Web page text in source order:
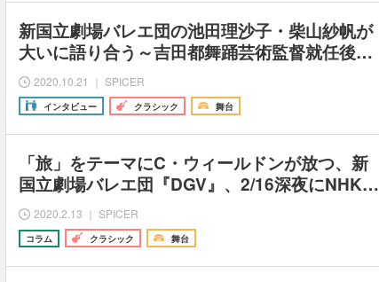
新国立劇場バレエ団の池田理沙子・柴山紗帆が
大いに語り合う～吉田都舞踊芸術監督就任後…
2020.10.21 ｜ SPICER
インタビュー クラシック 舞台
「旅」をテーマにC・ウィールドンが放つ、新
国立劇場バレエ団『DGV』、2/16深夜にNHK…
2020.2.13 ｜ SPICER
コラム クラシック 舞台